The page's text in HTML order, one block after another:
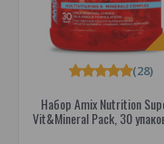
Набор Amix Nutrition
Vit&Mineral Pack, 30
(28)